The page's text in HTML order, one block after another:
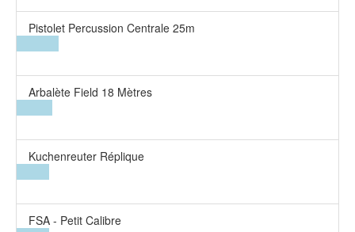
Pistolet Percussion Centrale 25m
Arbalète Field 18 Mètres
Kuchenreuter Réplique
FSA - Petit Calibre